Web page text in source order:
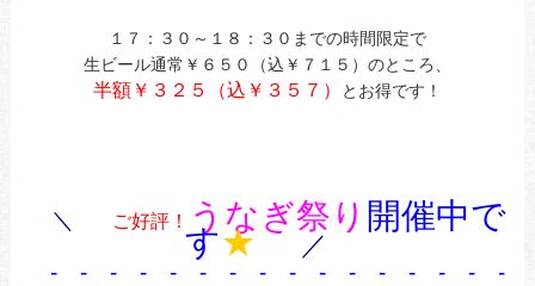
１７：３０～１８：３０までの時間限定で
生ビール通常￥６５０（込￥７１５）のところ、
半額￥３２５（込￥３５７） とお得です！
＼ ご好評！ うなぎ祭り 開催中で
す★ ／
- - - - - - - - - - - - - - - -